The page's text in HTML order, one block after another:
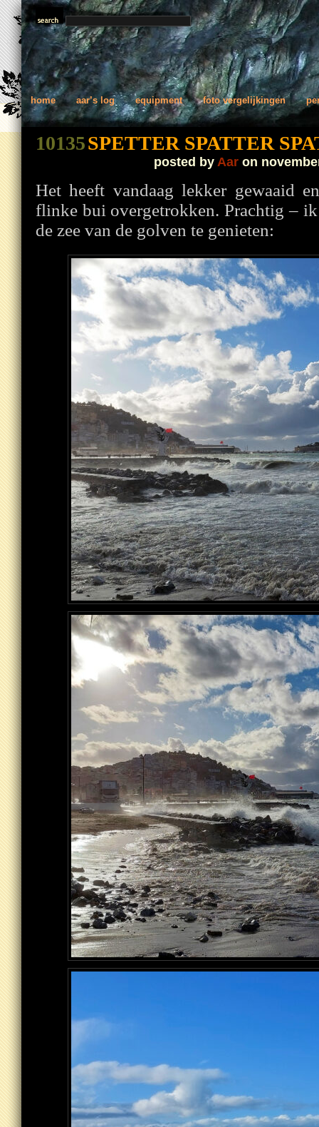
home aar’s log equipment foto vergelijkingen
10135SPETTER SPATTER
posted by Aaron
Het heeft vandaag lekker gewaaid
flinke bui overgetrokken. Prachtig –
de zee van de golven te genieten: